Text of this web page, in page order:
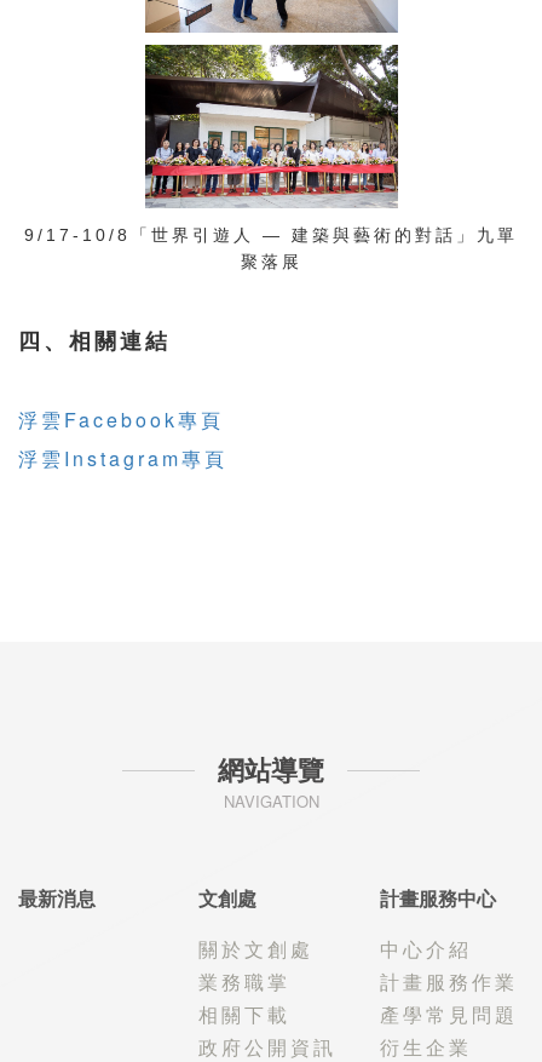
9/17-10/8「世界引遊人 — 建築與藝術的對話」九單
聚落展
四、相關連結
浮雲Facebook專頁
浮雲Instagram專頁
網站導覽
NAVIGATION
最新消息
文創處
關於文創處
業務職掌
相關下載
政府公開資訊
計畫服務中心
中心介紹
計畫服務作業
產學常見問題
衍生企業